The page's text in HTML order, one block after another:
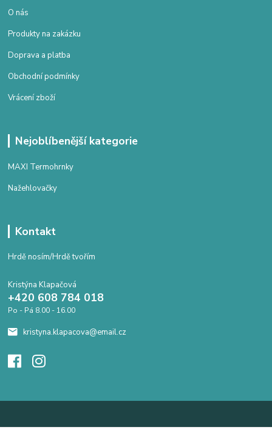
O nás
Produkty na zakázku
Doprava a platba
Obchodní podmínky
Vrácení zboží
Nejoblíbenější kategorie
MAXI Termohrnky
Nažehlovačky
Kontakt
Hrdě nosím/Hrdě tvořím
Kristýna Klapačová
+420 608 784 018
Po - Pá 8.00 - 16.00
kristyna.klapacova@email.cz